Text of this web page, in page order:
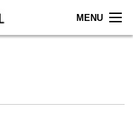
MENU